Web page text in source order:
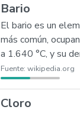
Bario
El bario es un
más común,
a 1.640 °C, y su
Fuente: wikipedia.org
Cloro